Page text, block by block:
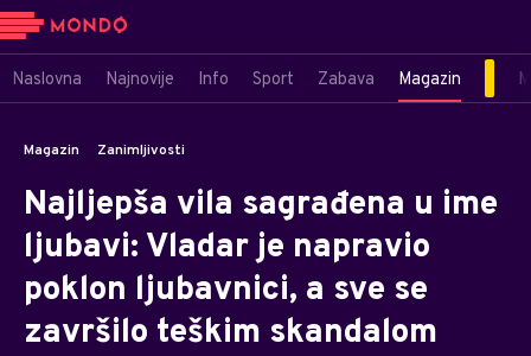
Naslovna Najnovije Info Sport Zabava Magazin
Magazin Zanimljivosti
Najljepša vila sagrađena u ime
ljubavi: Vladar je napravio
poklon ljubavnici, a sve se
završilo teškim skandalom